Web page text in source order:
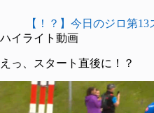
【！？】今日のジロ第
ハイライト動画
えっ、スタート直後に！？